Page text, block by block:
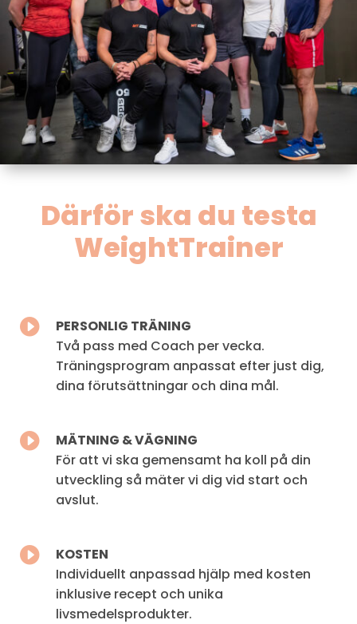
Därför ska du testa
WeightTrainer

PERSONLIG TRÄNING
Två pass med Coach per vecka.
Träningsprogram anpassat efter just dig,
dina förutsättningar och dina mål.

MÄTNING & VÄGNING
För att vi ska gemensamt ha koll på din
utveckling så mäter vi dig vid start och
avslut.

KOSTEN
Individuellt anpassad hjälp med kosten
inklusive recept och unika
livsmedelsprodukter.